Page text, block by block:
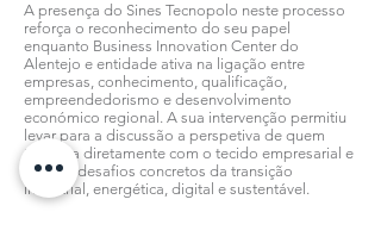
A presença do Sines Tecnopolo neste processo
reforça o reconhecimento do seu papel
enquanto Business Innovation Center do
Alentejo e entidade ativa na ligação entre
empresas, conhecimento, qualificação,
empreendedorismo e desenvolvimento
económico regional. A sua intervenção permitiu
levar para a discussão a perspetiva de quem
trabalha diretamente com o tecido empresarial e
com os desafios concretos da transição
industrial, energética, digital e sustentável.